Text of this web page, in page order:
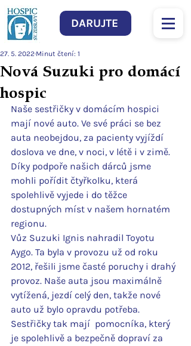
DARUJTE
Nová Suzuki pro domácí
hospic
27. 5. 2022 Minut čtení: 1
Naše sestřičky v domácím hospici
mají nové auto. Ve své práci se bez
auta neobejdou, za pacienty vyjíždí
doslova ve dne, v noci, v létě i v zimě.
Díky podpoře našich dárců jsme
mohli pořídit čtyřkolku, která
spolehlivě vyjede i do těžce
dostupných míst v našem hornatém
regionu.
Vůz Suzuki Ignis nahradil Toyotu
Aygo. Ta byla v provozu už od roku
2012, řešili jsme časté poruchy i drahý
provoz. Naše auta jsou maximálně
vytížená, jezdí celý den, takže nové
auto už bylo opravdu potřeba.
Sestřičky tak mají  pomocníka, který
je spolehlivě a bezpečně dopraví za